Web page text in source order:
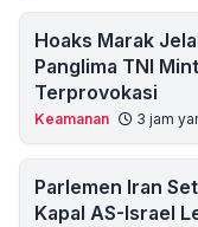
Hoaks Marak
Panglima TNI
Terprovokasi
Keamanan 3 jam
Parlemen Iran
Kapal AS-Israel